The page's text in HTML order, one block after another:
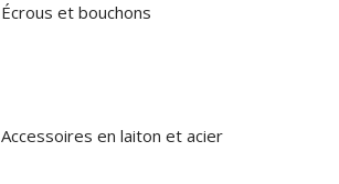
Écrous et bouchons
Accessoires en laiton et acier